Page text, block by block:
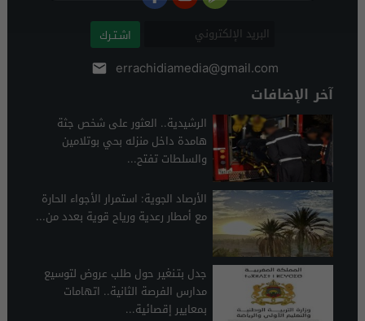
اشـتـرك
errachidiamedia@gmail.com
آخر الإضافات
الرشيدية.. العثور على شخص جثة
هامدة داخل منزله بحي بوتلامين
والسلطات تفتح...
الأرصاد الجوية: استمرار الأجواء الحارة
مع أمطار رعدية ورياح قوية بعدد من...
جدل بتـنغير حول طلب عروض لتوسيع
مدارس الفرصة الثانية.. اتهامات
بمعايير إقصائية...